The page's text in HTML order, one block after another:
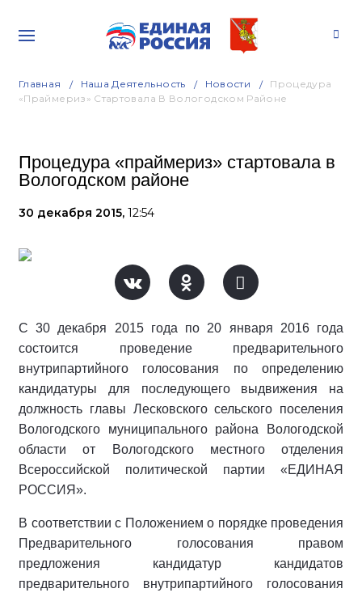
Главная Наша Деятельность Новости
Процедура
«праймериз» Стартовала В Вологодском Районе
Процедура «праймериз» стартовала в
Вологодском районе
30 декабря 2015, 12:54
С 30 декабря 2015 года по 20 января 2016 года
состоится проведение предварительного
внутрипартийного голосования по определению
кандидатуры для последующего выдвижения на
должность главы Лесковского сельского поселения
Вологодского муниципального района Вологодской
области от Вологодского местного отделения
Всероссийской политической партии «ЕДИНАЯ
РОССИЯ».
В соответствии с Положением о порядке проведения
Предварительного голосования правом
предложения кандидатур кандидатов
предварительного внутрипартийного голосования